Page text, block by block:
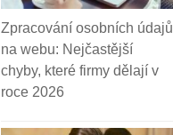
Zpracování osobních údajů
na webu: Nejčastější
chyby, které firmy dělají v
roce 2026